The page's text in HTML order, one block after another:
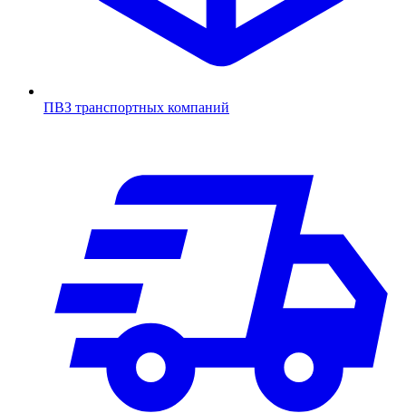
ПВЗ транспортных компаний